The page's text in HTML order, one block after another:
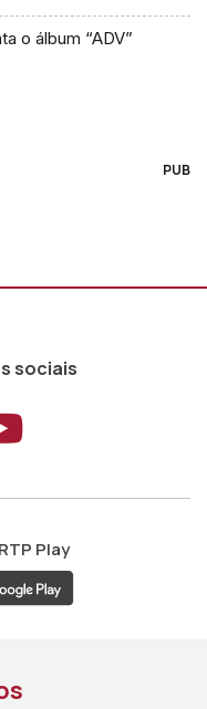
o álbum “ADV”
PUB
sociais
ao ao
Aceder
RTP Play